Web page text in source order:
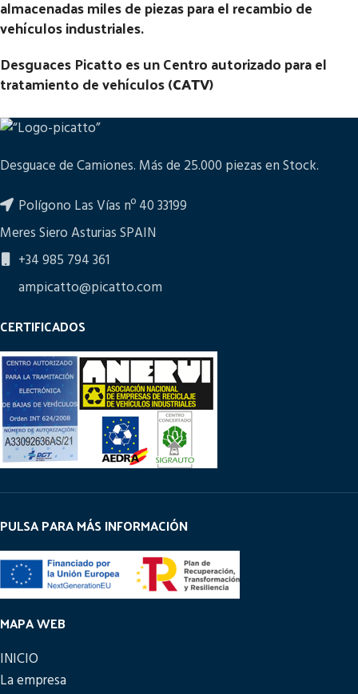
almacenadas miles de piezas para el recambio de
vehículos industriales.
Desguaces Picatto es un Centro autorizado para el
tratamiento de vehículos (CATV)
Desguace de Camiones. Más de 25.000 piezas en Stock.
Polígono Las Vías nº 40 33199
Meres Siero Asturias SPAIN
+34 985 794 361
ampicatto@picatto.com
CERTIFICADOS
PULSA PARA MÁS INFORMACIÓN
MAPA WEB
INICIO
La empresa